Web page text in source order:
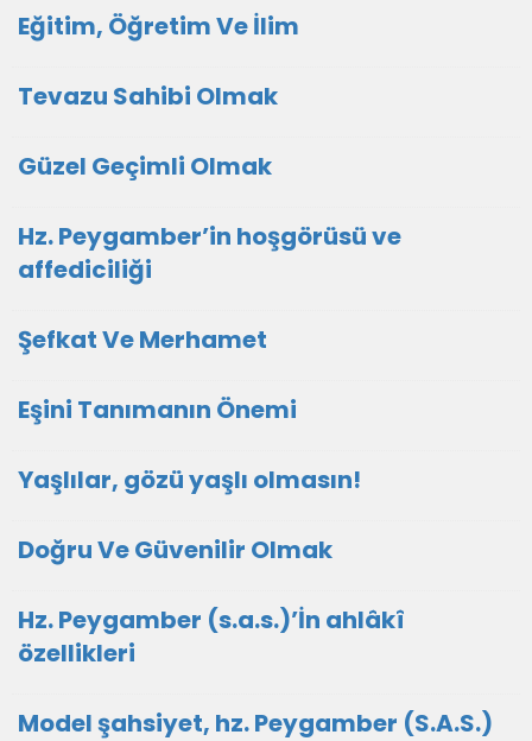
Eğitim, Öğretim Ve İlim
Tevazu Sahibi Olmak
Güzel Geçimli Olmak
Hz. Peygamber’in hoşgörüsü ve
affediciliği
Şefkat Ve Merhamet
Eşini Tanımanın Önemi
Yaşlılar, gözü yaşlı olmasın!
Doğru Ve Güvenilir Olmak
Hz. Peygamber (s.a.s.)’İn ahlâkî
özellikleri
Model şahsiyet, hz. Peygamber (S.A.S.)